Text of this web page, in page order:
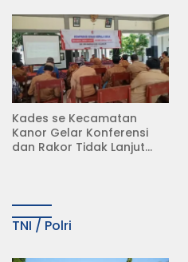
Kades se Kecamatan
Kanor Gelar Konferensi
dan Rakor Tidak Lanjut
TNI / Polri